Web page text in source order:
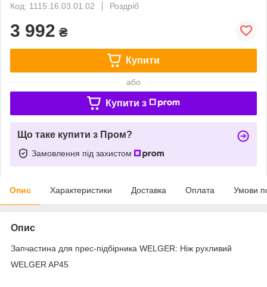
Код: 1115.16.03.01.02
Роздріб
3 992 ₴
Купити
або
Купити з
Що таке купити з Пром?
Замовлення під захистом
Опис Характеристики Доставка Оплата Умови
Опис
Запчастина для прес-підбірника WELGER: Ніж рухливий
WELGER AP45